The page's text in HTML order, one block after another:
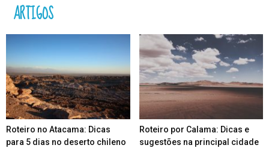
ARTIGOS
Roteiro no Atacama: Dicas
para 5 dias no deserto chileno
Roteiro por Calama: Dicas e
sugestões na principal cidade